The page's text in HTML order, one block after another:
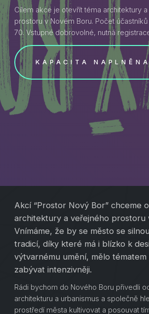
Cílem akce je otevřít téma architektury
prostoru v Novém Boru. Počet
70. Vstupné dobrovolné, nutná
KAPACITA
Akcí “Prostor Nový Bor” chceme
architektury a veřejného prostoru
Vnímáme, že by se město se
tradicí, díky které má i blízko k
výtvarnému umění, mělo
zabývat intenzivněji.
Rádi bychom do Nového Boru přivedli
architekturu a urbanismus a společně
prostředí města kultivovat a posouvat